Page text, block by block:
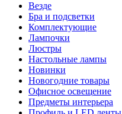
Везде
Бра и подсветки
Комплектующие
Лампочки
Люстры
Настольные лампы
Новинки
Новогодние товары
Офисное освещение
Предметы интерьера